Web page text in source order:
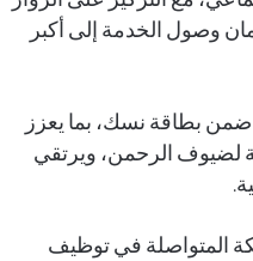
وصول الخدمة إلى أكبر
بطاقة نسك، بما يعزز
لضيوف الرحمن، ويرتقي
المتواصلة في توظيف